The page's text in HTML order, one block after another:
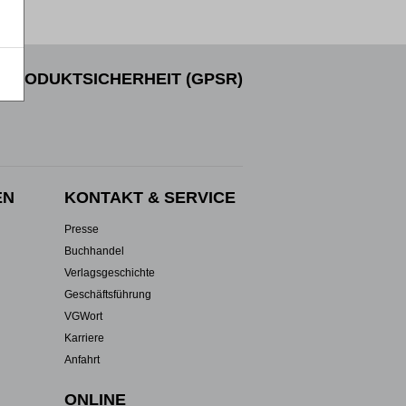
PRODUKTSICHERHEIT (GPSR)
KONTAKT & SERVICE
Presse
Buchhandel
Verlagsgeschichte
Geschäftsführung
VGWort
Karriere
Anfahrt
ONLINE